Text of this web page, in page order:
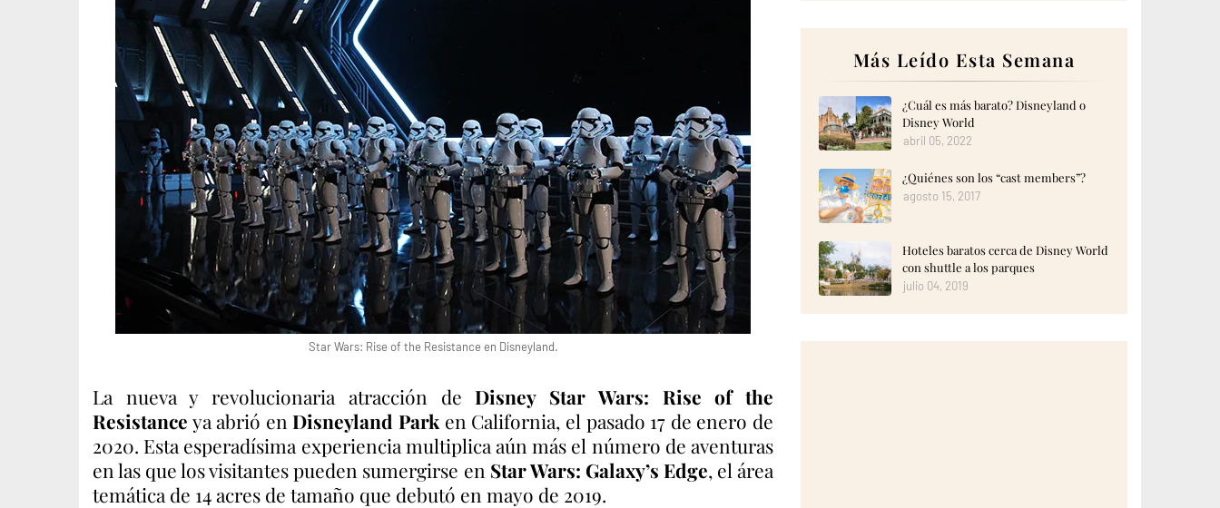
Star Wars: Rise of the Resistance en Disneyland.
La nueva y revolucionaria atracción deDisney Star Wars: Rise of the
Resistance ya abrió enDisneyland Park en California, el pasado 17 de enero de
2020. Esta esperadísima experiencia multiplica aún más el número de aventuras
en las que los visitantes pueden sumergirse en Star Wars: Galaxy’s Edge, el área
temática de 14 acres de tamaño que debutó en mayo de 2019.
Más Leído Esta Semana
¿Cuál es más barato? Disneyland o
Disney World
abril 05, 2022
¿Quiénes son los “cast members”?
agosto 15, 2017
Hoteles baratos cerca de Disney World
con shuttle a los parques
julio 04, 2019